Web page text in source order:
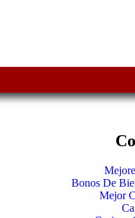
Bonos De
Mejor